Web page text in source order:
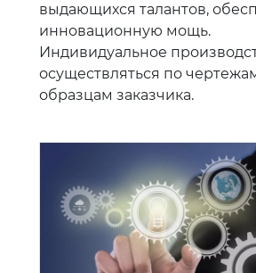
выдающихся талантов,
инновационную мощь.
Индивидуальное
осуществляться по
образцам заказчика.